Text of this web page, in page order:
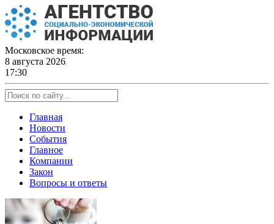
Skip
to
content
Московское время:
8 августа 2026
17:30
Главная
Новости
События
Главное
Компании
Закон
Вопросы и ответы